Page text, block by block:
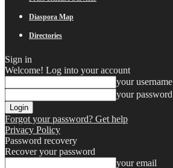
Diaspora Map
Directories
Sign in
Welcome! Log into your account
your username
your password
Forgot your password? Get help
Privacy Policy
Password recovery
Recover your password
your email